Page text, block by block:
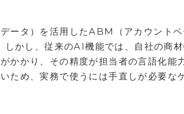
ータ）を活用したABM（アカウントベ
かし、従来のAI機能では、自社の商
かかり、その精度が担当者の言語化能
ため、実務で使うには手直しが必要な